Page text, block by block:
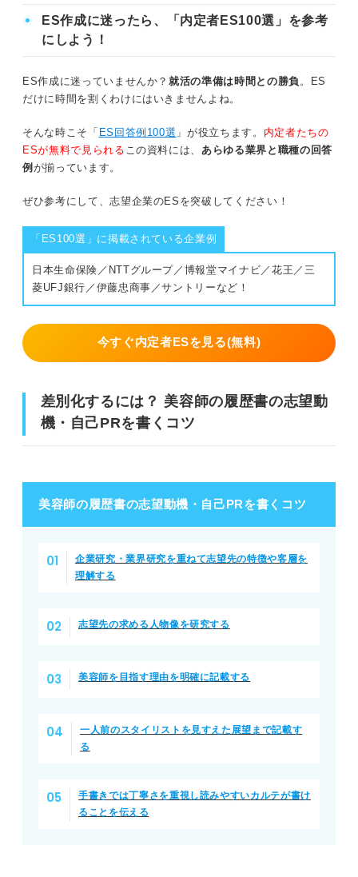
ES作成に迷ったら、「内定者ES100選」を参考
にしよう！
ES作成に迷っていませんか？就活の準備は時間との勝負 。ES
だけに時間を割くわけにはいきませんよね。
そんな時こそ「 ES回答例100選 」が役立ちます。 内定者たちの
ESが無料で見られる この資料には、 あらゆる業界と職種の回答
例が揃っています。
ぜひ参考にして、志望企業のESを突破してください！
「ES100選」に掲載されている企業例
日本生命保険／NTTグループ／博報堂マイナビ／花王／三
菱UFJ銀行／伊藤忠商事／サントリーなど！
今すぐ内定者ESを見る(無料)
差別化するには？ 美容師の履歴書の志望動
機・自己PRを書くコツ
美容師の履歴書の志望動機・自己PRを書くコツ
企業研究・業界研究を重ねて志望先の特徴や客層を
理解する
志望先の求める人物像を研究する
美容師を目指す理由を明確に記載する
一人前のスタイリストを見すえた展望まで記載す
る
手書きでは丁寧さを重視し読みやすいカルテが書け
ることを伝える